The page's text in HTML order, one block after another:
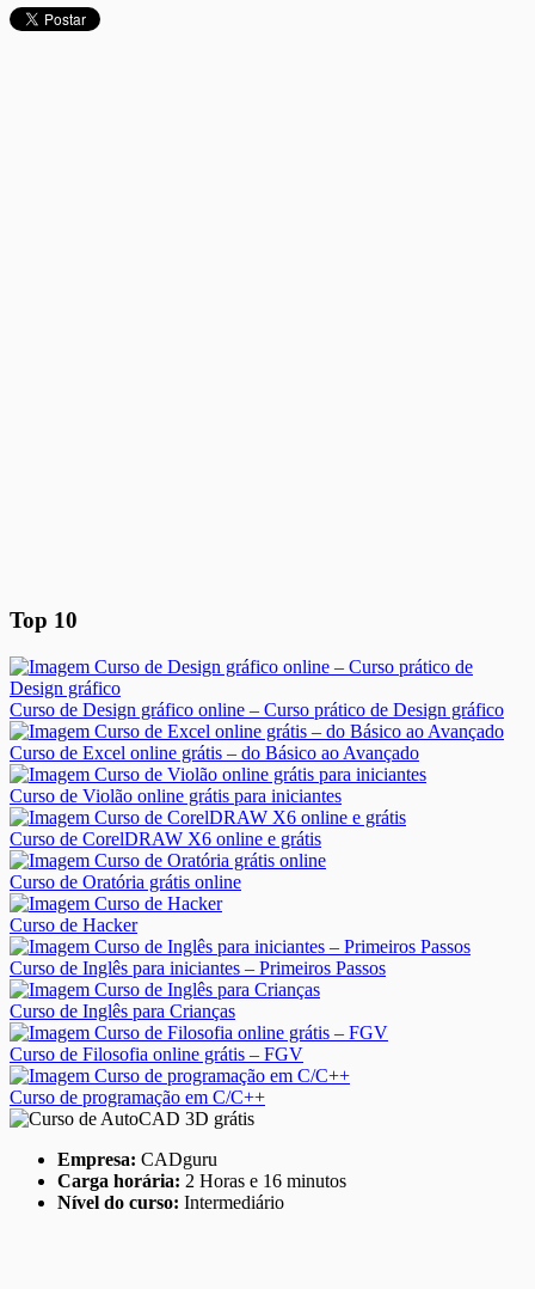
Top 10
Curso de Design gráfico online – Curso prático de Design gráfico
Curso de Excel online grátis – do Básico ao Avançado
Curso de Violão online grátis para iniciantes
Curso de CorelDRAW X6 online e grátis
Curso de Oratória grátis online
Curso de Hacker
Curso de Inglês para iniciantes – Primeiros Passos
Curso de Inglês para Crianças
Curso de Filosofia online grátis – FGV
Curso de programação em C/C++
Empresa: CADguru
Carga horária: 2 Horas e 16 minutos
Nível do curso: Intermediário